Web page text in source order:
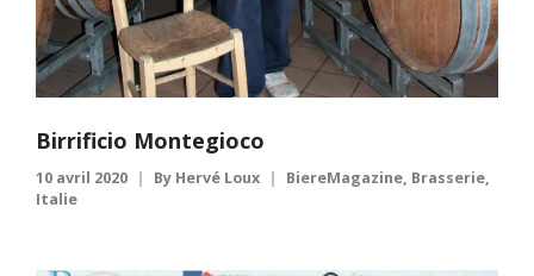
Birrificio Montegioco
10 avril 2020 By Hervé Loux BiereMagazine, Brasserie,
Italie